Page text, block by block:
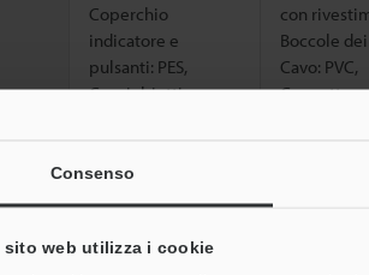
Consenso
sito web utilizza i cookie
Coperchio
indicatore e
pulsanti: PES,
Copriobiettivo e
rivestimento
resistente ai graffi),
PBT,
con
Boccole dei
Cavo: PVC,
Connettore